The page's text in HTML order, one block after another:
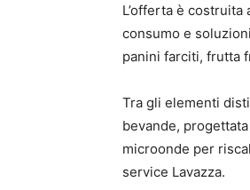
L’offerta è
consumo e
panini farciti, frutta
Tra gli elementi
bevande,
microonde per
service Lavazza.